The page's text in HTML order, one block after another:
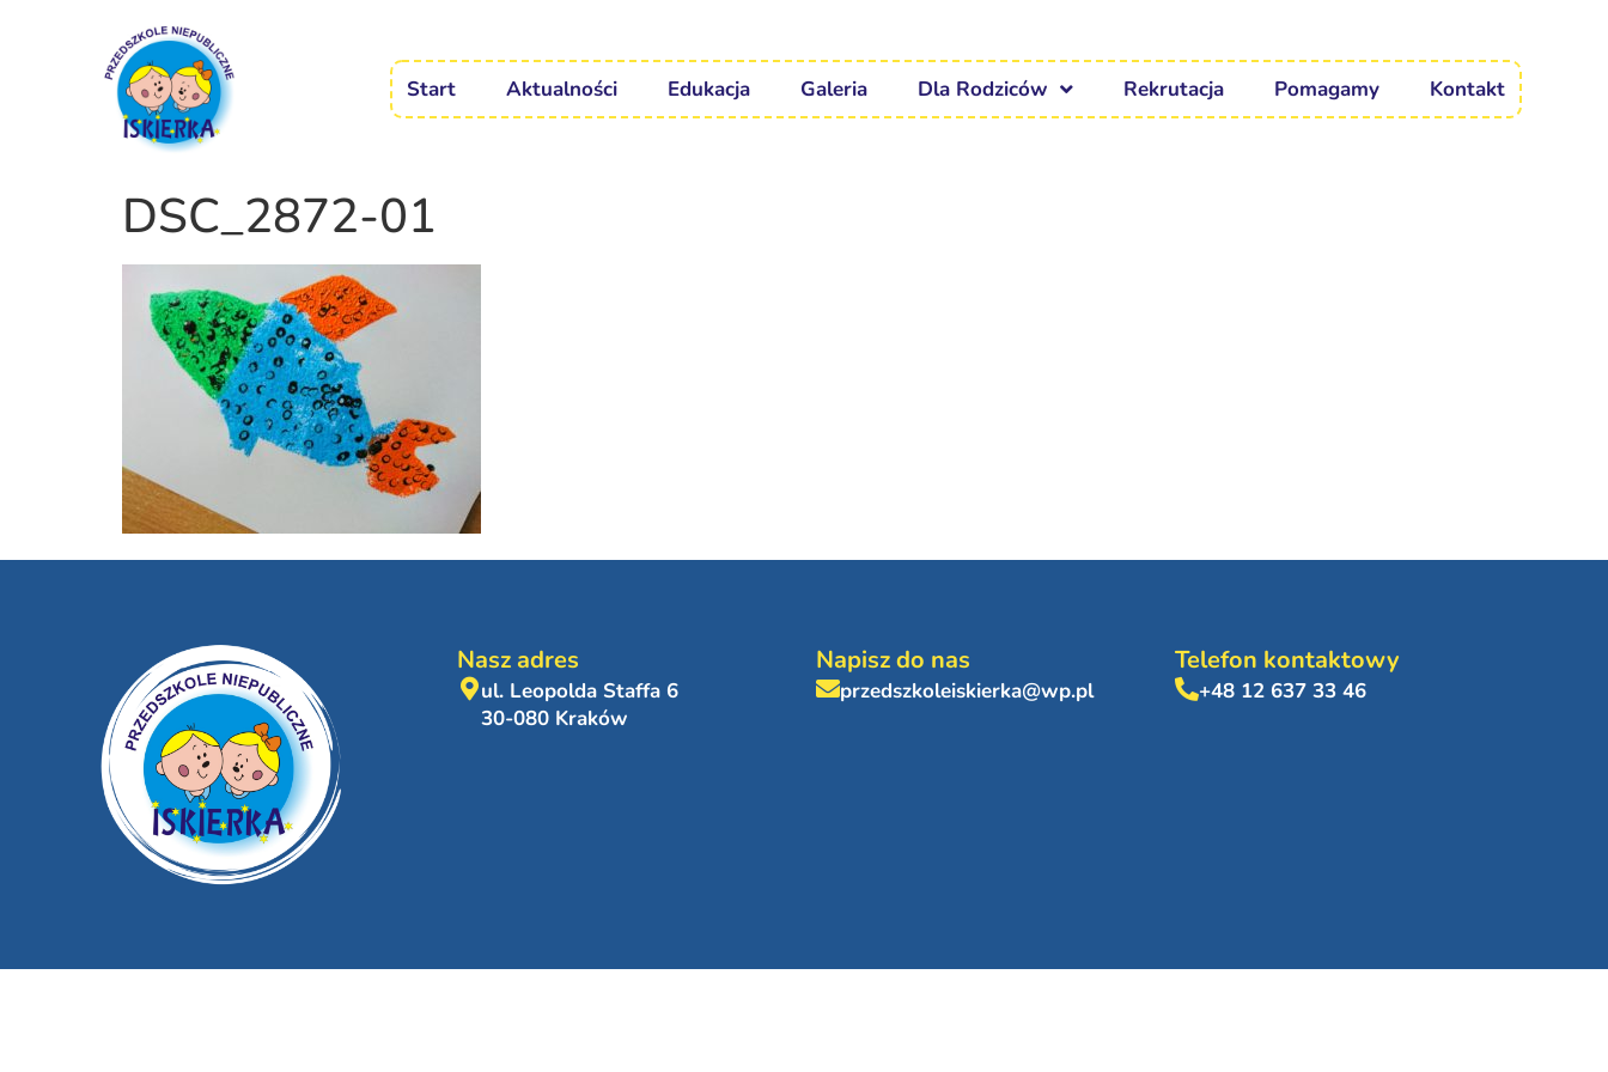
Start Aktualności Edukacja Galeria Dla Rodziców Rekrutacja Pomagamy Kontakt
DSC_2872-01
Nasz adres
ul. Leopolda Staffa 6
30-080 Kraków
Napisz do nas
przedszkoleiskierka@wp.pl
Telefon kontaktowy
+48 12 637 33 46